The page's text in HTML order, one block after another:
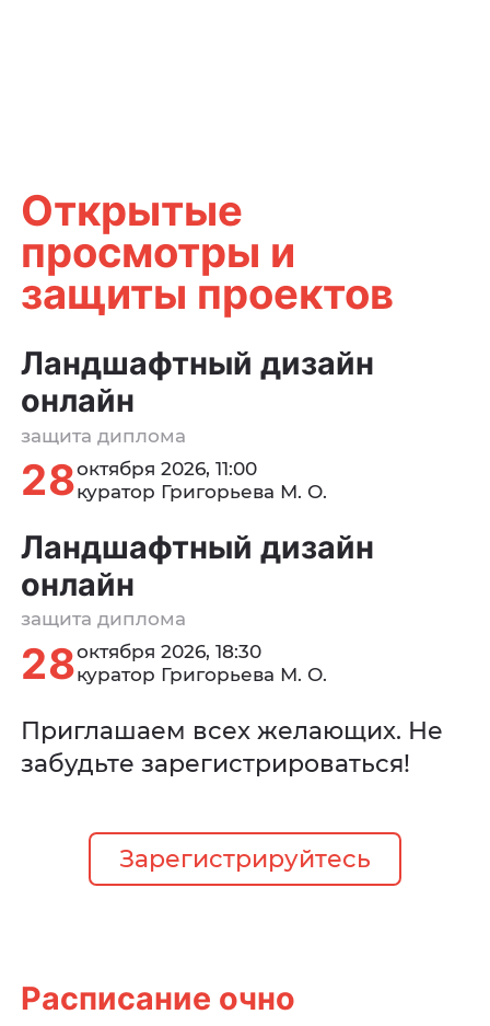
Открытые
просмотры и
защиты проектов
Ландшафтный дизайн
онлайн
защита диплома
28октября 2026, 11:00
куратор Григорьева М. О.
Ландшафтный дизайн
онлайн
защита диплома
28октября 2026, 18:30
куратор Григорьева М. О.
Приглашаем всех желающих. Не
забудьте зарегистрироваться!
Зарегистрируйтесь
Расписание очно